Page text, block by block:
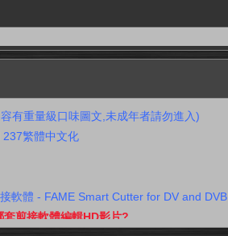
有重量級口味圖文,未成年者請勿進入)
237繁體中文化
軟體 - FAME Smart Cutter for DV and DVB
套剪接軟體編輯HD影片?